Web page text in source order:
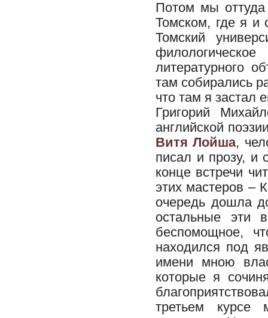
Потом мы оттуда
Томском, где я и
Томский
литературного
там собирались
что там я застал
Григорий
английской
Витя Лойша,
писал и прозу, и
конце встречи
этих мастеров –
очередь дошла
остальные эти
беспомощное,
находился под
имени мною
которые я
третьем курсе